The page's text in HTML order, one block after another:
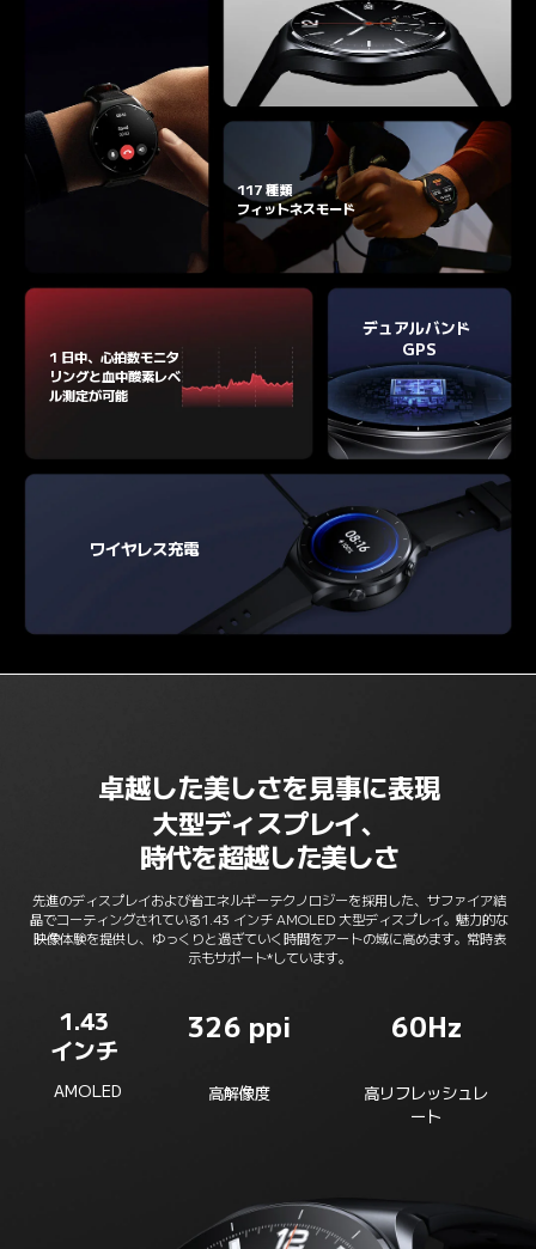
ワイヤレス充電
デュアルバンド
GPS
1 日中、心拍数モニタ
リングと血中酸素レベ
ル測定が可能
117 種類
フィットネスモード
卓越した美しさを見事に表現
大型ディスプレイ、
時代を超越した美しさ
先進のディスプレイおよび省エネルギーテクノロジーを採用した、サファイア結
晶でコーティングされている1.43 インチ AMOLED 大型ディスプレイ。魅力的な
映像体験を提供し、ゆっくりと過ぎていく時間をアートの域に高めます。常時表
示もサポート*しています。
1.43
インチ
AMOLED
326 ppi
高解像度
60Hz
高リフレッシュレ
ート